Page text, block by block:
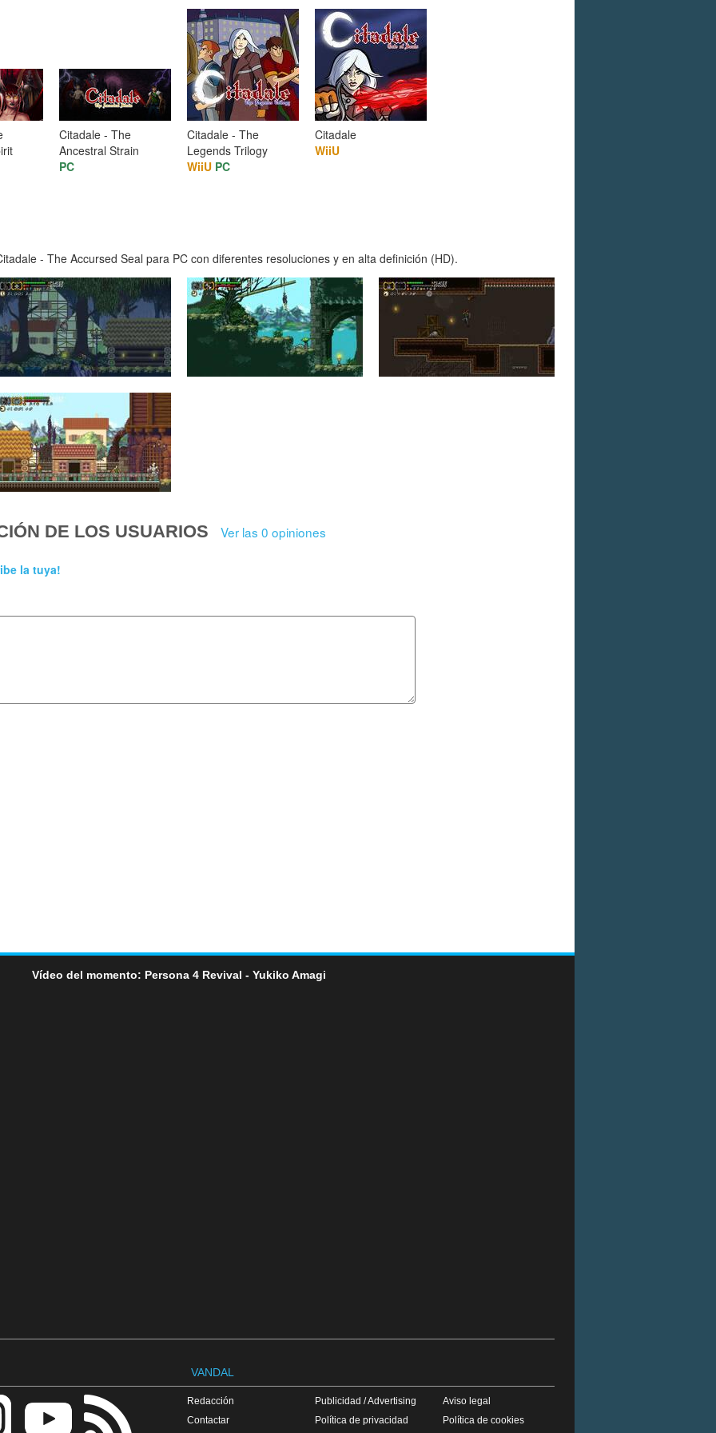
Citadale - The
Ancestral Strain
PC
Citadale - The
Legends Trilogy
WiiU PC
Citadale
WiiU
- The Accursed Seal para PC con diferentes resoluciones y en alta definición (HD).
DE LOS USUARIOS Ver las 0 opiniones
la tuya!
Vídeo del momento: Persona 4 Revival - Yukiko Amagi
VANDAL
Redacción
Contactar
Publicidad / Advertising
Política de privacidad
Aviso legal
Política de cookies